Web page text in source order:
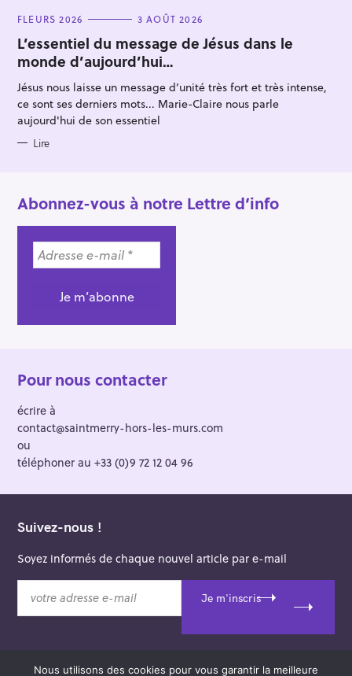
C
T
E
G
O
I
E
S
FLEURS 2026 3 AOÛT 2026
L’essentiel du message de Jésus dans le
monde d’aujourd’hui…
Jésus nous laisse un message d’unité très fort et très intense,
ce sont ses derniers mots... Marie-Claire nous parle
aujourd'hui de son essentiel
Lire
Abonnez-vous à notre Lettre d’info
Pour nous contacter
écrire à
contact@saintmerry-hors-les-murs.com
ou
téléphoner au +33 (0)9 72 12 04 96
Suivez-nous !
Soyez informés de chaque nouvel article par e-mail
Je m'inscris
Nous utilisons des cookies pour vous garantir la meilleure